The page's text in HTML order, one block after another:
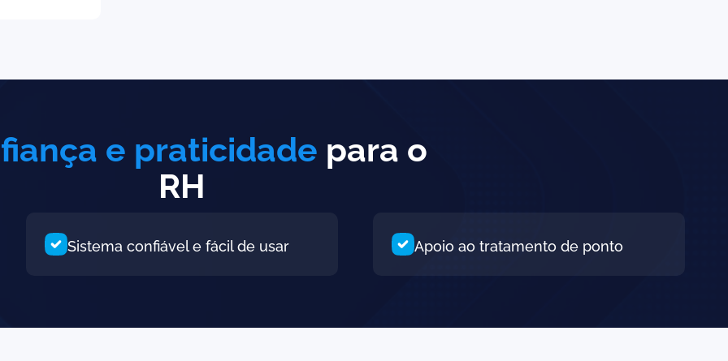
e praticidade para o
RH
Sistema confiável e fácil de usar Apoio ao tratamento de ponto